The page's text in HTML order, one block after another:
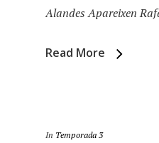
Alandes Apareixen
Read More
In Temporada 3